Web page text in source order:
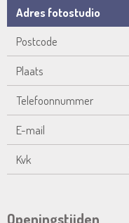
Adres fotostudio
Postcode
Plaats
Telefoonnummer
E-mail
Kvk
Openingstijden